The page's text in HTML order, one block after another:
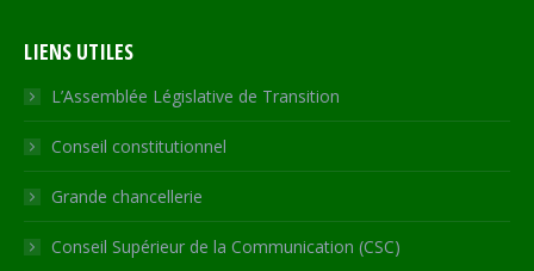
opens
in
new
window
opens
in
new
window
opens
in
new
window
in
new
window
opens
in
new
LIENS UTILES
L’Assemblée Législative de Transition
Conseil constitutionnel
Grande chancellerie
Conseil Supérieur de la Communication (CSC)